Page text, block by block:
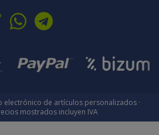
electrónico de artículos personalizados ·
mostrados incluyen IVA